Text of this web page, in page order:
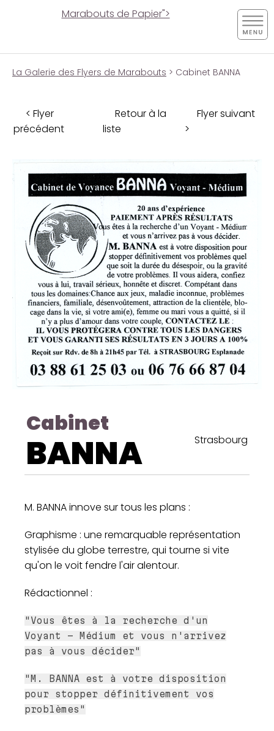
Marabouts de Papier">
La Galerie des Flyers de Marabouts > Cabinet BANNA
< Flyer
précédent
Retour à la
liste
Flyer suivant
>
Cabinet
BANNA Strasbourg
M. BANNA innove sur tous les plans :
Graphisme : une remarquable représentation
stylisée du globe terrestre, qui tourne si vite
qu'on le voit fendre l'air alentour.
Rédactionnel :
"Vous êtes à la recherche d'un
Voyant - Médium et vous n'arrivez
pas à vous décider"
"M. BANNA est à votre disposition
pour stopper définitivement vos
problèmes"